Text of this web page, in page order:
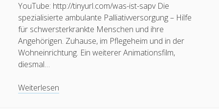
Feeds
Anmelden
Eintrags-Feed
YouTube: http://tinyurl.com/was-ist-sapv Die
spezialisierte ambulante Palliativversorgung – Hilfe
für schwersterkrankte Menschen und ihre
Angehörigen. Zuhause, im Pflegeheim und in der
Wohneinrichtung. Ein weiterer Animationsfilm,
diesmal…
Weiterlesen